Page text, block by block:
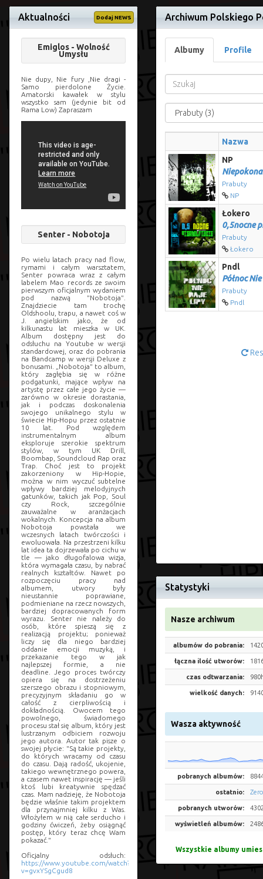
Aktualności Dodaj NEWS
Emiglos - Wolność
Umysłu
Nie dupy, Nie fury ,Nie dragi -
Samo pierdolone Życie.
Amatorski kawałek w stylu
wszystko sam (jedynie bit od
Rama Low) Zapraszam
Senter - Nobotoja
Po wielu latach pracy nad flow,
rymami i całym warsztatem,
Senter powraca wraz z całym
labelem Mao records ze swoim
pierwszym oficjalnym wydaniem
pod nazwą "Nobotoja".
Znajdziecie tam trochę
Oldshoolu, trapu, a nawet coś w
J. angielskim jako, że od
kilkunastu lat mieszka w UK.
Album dostępny jest do
odsłuchu na Youtube w wersji
standardowej, oraz do pobrania
na Bandcamp w wersji Deluxe z
bonusami. „Nobotoja" to album,
który zagłębia się w różne
podgatunki, mające wpływ na
artystę przez całe jego życie —
zarówno w okresie dorastania,
jak i podczas doskonalenia
swojego unikalnego stylu w
świecie Hip-Hopu przez ostatnie
10 lat. Pod względem
instrumentalnym album
eksploruje szerokie spektrum
stylów, w tym UK Drill,
Boombap, Soundcloud Rap oraz
Trap. Choć jest to projekt
zakorzeniony w Hip-Hopie,
można w nim wyczuć subtelne
wpływy bardziej melodyjnych
gatunków, takich jak Pop, Soul
czy Rock, szczególnie
zauważalne w aranżacjach
wokalnych. Koncepcja na album
Nobotoja powstała we
wczesnych latach twórczości i
ewoluowała. Na przestrzeni kilku
lat idea ta dojrzewała po cichu w
tle — jako długofalowa wizja,
która wymagała czasu, by nabrać
realnych kształtów. Nawet po
rozpoczęciu pracy nad
albumem, utwory były
nieustannie poprawiane,
podmieniane na rzecz nowszych,
bardziej dopracowanych form
wyrazu. Senter nie należy do
osób, które spieszą się z
realizacją projektu; ponieważ
liczy się dla niego bardziej
oddanie emocji muzyką, i
przekazanie tego w jak
najlepszej formie, a nie
deadline. Jego proces twórczy
opiera się na dostrzeżeniu
szerszego obrazu i stopniowym,
precyzyjnym składaniu go w
całość z cierpliwością i
dokładnością. Owocem tego
powolnego, świadomego
procesu stał się album, który jest
lustrzanym odbiciem rozwoju
jego autora. Autor tak pisze o
swojej płycie: "Są takie projekty,
do których wracamy od czasu
do czasu. Dają radość, ukojenie,
takiego wewnętrznego powera,
a czasem nawet inspirację — jeśli
ktoś lubi kreatywnie spędzać
czas. Mam nadzieję, że Nobotoja
będzie właśnie takim projektem
dla przynajmniej kilku z Was.
Włożyłem w nią całe serducho i
godziny ćwiczeń, żeby osiągnąć
postęp, który teraz chcę Wam
pokazać."
Oficjalny odsłuch:
https://www.youtube.com/watch?
v=gvxYSgCgud8
Archiwum Polskiego
Albumy Profile
Nazwa
NP
Prabuty
NP
Łokero
0,5nocne
Prabuty
Łokero
Pndl
Północ
Prabuty
Pndl
Statystyki
Nasze archiwum
albumów do pobrania:
łączna ilość utworów:
czas odtwarzania:
wielkość danych:
Wasza aktywność
pobranych albumów:
ostatnio:
pobranych utworów:
wyświetleń albumów:
Wszystkie albumy